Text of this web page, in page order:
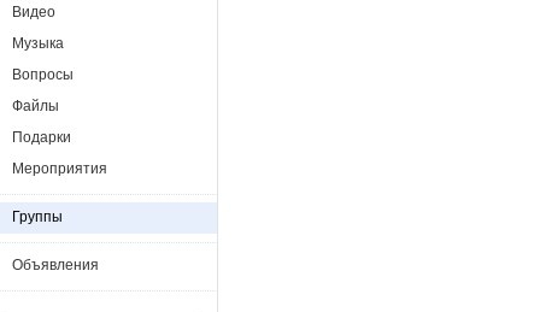
Видео
Музыка
Вопросы
Файлы
Подарки
Мероприятия
Группы
Объявления